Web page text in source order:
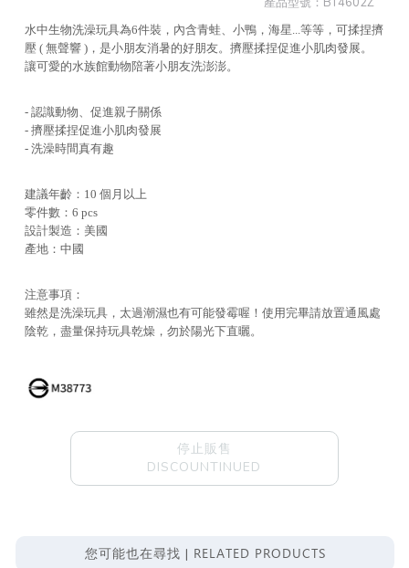
水中生物洗澡玩具為6件裝，內含青蛙、小鴨，海星...等等，可揉捏擠
壓 ( 無聲響 )，是小朋友消暑的好朋友。擠壓揉捏促進小肌肉發展。
讓可愛的水族館動物陪著小朋友洗澎澎。
- 認識動物、促進親子關係
- 擠壓揉捏促進小肌肉發展
- 洗澡時間真有趣
建議年齡：10 個月以上
零件數：6 pcs
設計製造：美國
產地：中國
注意事項：
雖然是洗澡玩具，太過潮濕也有可能發霉喔！使用完畢請放置通風處
陰乾，盡量保持玩具乾燥，勿於陽光下直曬。
停止販售
DISCOUNTINUED
您可能也在尋找 | RELATED PRODUCTS